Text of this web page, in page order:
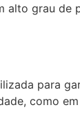
grau
para
como